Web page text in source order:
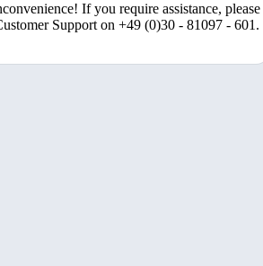
If you require assistance, please
Support on +49 (0)30 - 81097 - 601.